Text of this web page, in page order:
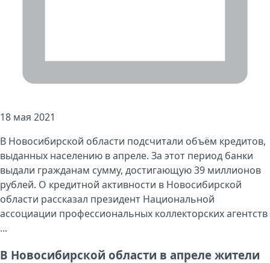
18 мая 2021
В Новосибирской области подсчитали объём кредитов,
выданных населению в апреле. За этот период банки
выдали гражданам сумму, достигающую 39 миллионов
рублей. О кредитной активности в Новосибирской
области рассказал президент Национальной
ассоциации профессиональных коллекторских агентств
...
В Новосибирской области в апреле жители